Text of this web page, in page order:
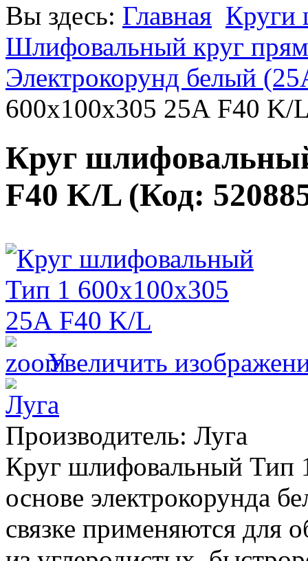
Вы здесь: Главная Круги
Шлифовальный круг
Электрокорунд белый
600х100х305 25А F40 K/
Круг
F40 K/L (Код:
Увеличить
Производитель: Луга
Круг шлифовальный Тип
основе электрокорунда
связке применяются для